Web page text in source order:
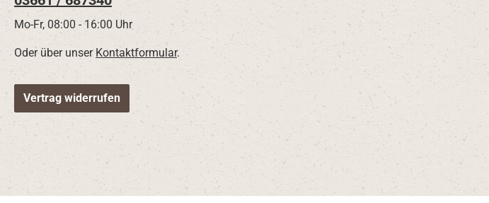
Mo-Fr, 08:00 - 16:00 Uhr
Oder über unser Kontaktformular.
Vertrag widerrufen